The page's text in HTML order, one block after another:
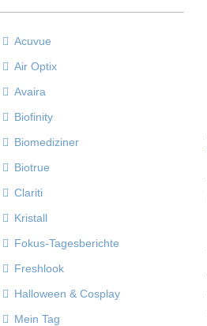
Acuvue
Air Optix
Avaira
Biofinity
Biomediziner
Biotrue
Clariti
Kristall
Fokus-Tagesberichte
Freshlook
Halloween & Cosplay
Mein Tag